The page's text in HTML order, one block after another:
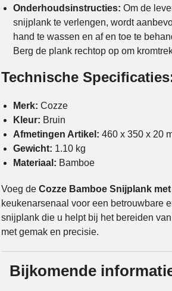
Onderhoudsinstructies: Om de
snijplank te verlengen, wordt
hand te wassen en af en toe te
Berg de plank rechtop op om
Technische
Merk: Cozze
Kleur: Bruin
Afmetingen Artikel: 460 x 350 x 20
Gewicht: 1.10 kg
Materiaal: Bamboe
Voeg de Cozze Bamboe Snijplank met
keukenarsenaal voor een betrouwbare
snijplank die u helpt bij het bereiden
met gemak en precisie.
Bijkomende